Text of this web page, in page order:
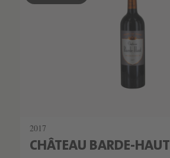
2017
CHÂTEAU BARDE-HAUT